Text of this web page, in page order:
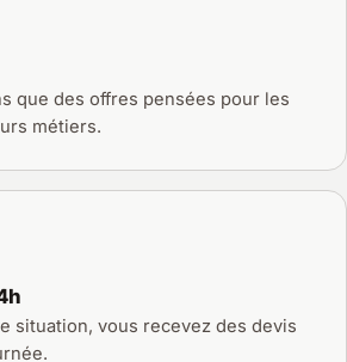
que des offres pensées pour les
métiers.
situation, vous recevez des devis